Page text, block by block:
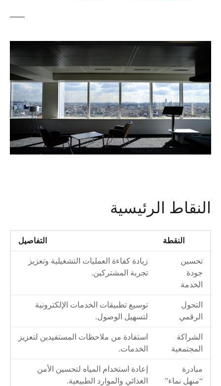
النقاط الرئيسية
النقطة التفاصيل
تحسين
جودة
الخدمة
زيادة كفاءة العمليات التشغيلية وتعزيز
تجربة المشتركين.
التحول
الرقمي
توسيع تطبيقات الخدمات الإلكترونية
لتسهيل الوصول.
الشراكة
المجتمعية
استفادة من ملاحظات المستفيدين لتعزيز
الخدمات.
مبادرة
“منهل نماء”
إعادة استخدام المياه لتحسين الأمن
الغذائي والموارد الطبيعية.